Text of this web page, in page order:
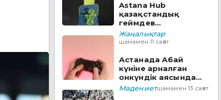
Astana Hub
қазақстандық
геймдев
мамандарын
халықаралық
дайындайтын тегін
бағдарламаға өтінім
қабылдайды
Жаңалықтар
шамамен 11 сағат
Астанада Абай
күніне арналған
онкүндік аясында
жас суретшілер
акциясы өтті
Мәдениетшамамен 13 сағат